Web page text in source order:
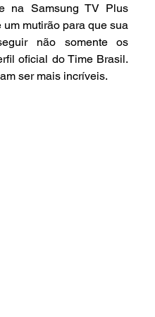
na Samsung TV Plus
mutirão para que sua
não somente os
oficial do Time Brasil.
ser mais incríveis.